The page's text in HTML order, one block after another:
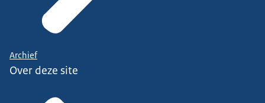
Archief
Over deze site